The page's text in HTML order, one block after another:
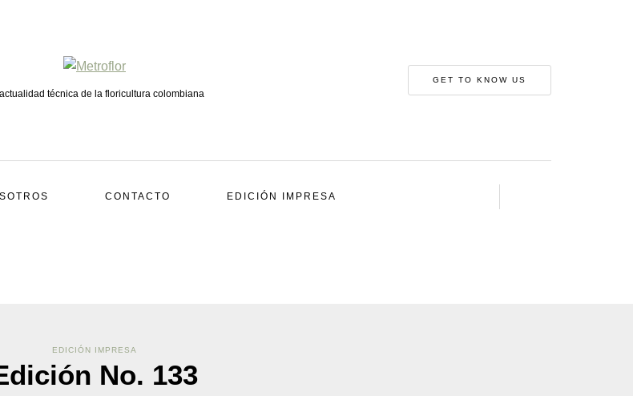
técnica de la floricultura colombiana
GET TO KNOW US
CONTACTO EDICIÓN IMPRESA
EDICIÓN IMPRESA
No. 133